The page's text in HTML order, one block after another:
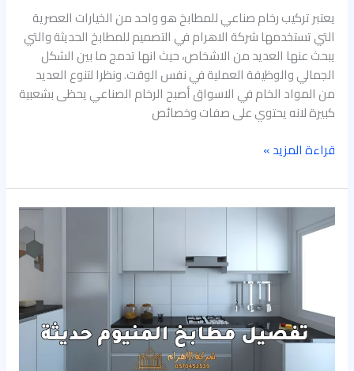
يعتبر تركيب رخام صناعي للمطابخ هو واحد من الخيارات العصرية
التي تستخدمها شركة الاهرام في التصميم للمطابخ الحديثة والتي
يبحث عنها العديد من الاشخاص، حيث انها تدمج ما بين الشكل
الجمالي والوظيفة العملية في نفس الوقت. ونظرا لتنوع العديد
من المواد الخام في الاسواق أصبح الرخام الصناعي يحظى بشعبية
كبيرة لانه يحتوي على صفات وخصائص
قراءة المزيد »
تفصيل
مطابخ